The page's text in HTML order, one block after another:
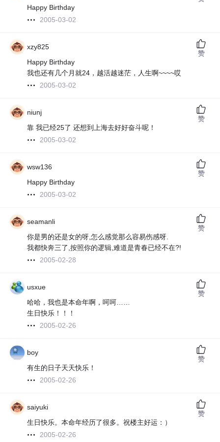
Happy Birthday
2005-03-02
xzy825
Happy Birthday
我也还有几个月就24，越活越迷茫，人生啊~~~~哎
2005-03-02
赞
niunj
靠 我已经25了 还想到上海去好好奋斗呢！
2005-03-02
赞
wsw136
Happy Birthday
2005-03-02
赞
seamanli
你是男的还是女的呀,怎么感觉那么容易伤感呀.
我都快奔三了,按照你的逻辑,难道是青春已经不在?!
2005-02-28
赞
usxue
哈哈，我也是本命年啊，呵呵……
生日快乐！！！
2005-02-26
赞
boy
有生的日子天天快乐！
2005-02-26
赞
saiyuki
生日快乐。本命年经历了很多。祝楼主好运：）
2005-02-26
赞